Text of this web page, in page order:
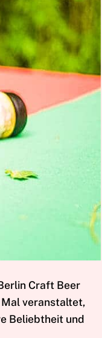
Craft Beer
Mal veranstaltet,
Beliebtheit und